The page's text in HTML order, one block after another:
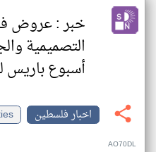
خبر : عروض
التصميمية
أسبوع باريس
اخبار فلسطين
AO70DL